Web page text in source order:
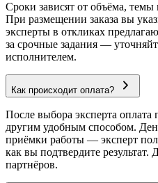
Сроки зависят от объёма, темы
При размещении заказа вы
эксперты в откликах
за срочные задания —
исполнителем.
Как происходит оплата?
После выбора эксперта оплата
другим удобным способом.
приёмки работы — эксперт
как вы подтвердите результат.
партнёров.